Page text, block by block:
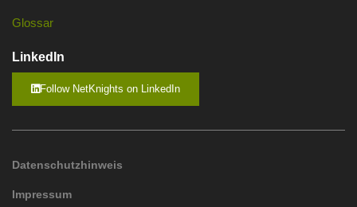
Glossar
LinkedIn
Follow NetKnights on LinkedIn
Datenschutzhinweis
Impressum